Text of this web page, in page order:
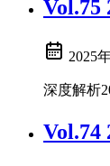
Vol.75
2025
深度解析
Vol.74